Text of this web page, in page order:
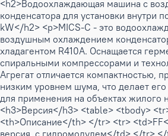
<h2>Водоохлаждающая машина с
конденсатора для установки внутри
kW</h2> <p>MICS-C - это
воздушным охлаждением
хладагентом R410A. Оснащается
спиральными компрессорами и
Агрегат отличается компактностью,
низким уровнем шума, что делает
для применения на объектах жилого
<h3>Версия</h3> <table> <tbody>
<th>Описание</th> </tr> <tr>
версия, с гидромодулем</td> </tr>